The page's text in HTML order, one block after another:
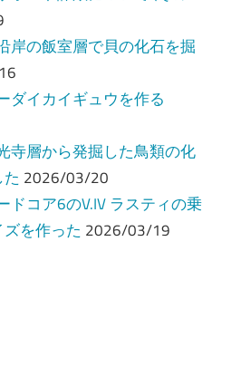
岸の飯室層で貝の化石を掘
ダイカイギュウを作る
寺層から発掘した鳥類の化
2026/03/20
ドコア6のV.IV ラスティの乗
を作った 2026/03/19